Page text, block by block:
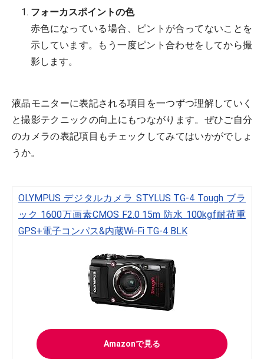
フォーカスポイントの色
赤色になっている場合、ピントが合ってないことを
示しています。もう一度ピント合わせをしてから撮
影します。
液晶モニターに表記される項目を一つずつ理解していく
と撮影テクニックの向上にもつながります。ぜひご自分
のカメラの表記項目もチェックしてみてはいかがでしょ
うか。
OLYMPUS デジタルカメラ STYLUS TG-4 Tough ブラ
ック 1600万画素CMOS F2.0 15m 防水 100kgf耐荷重
GPS+電子コンパス&内蔵Wi-Fi TG-4 BLK
Amazonで見る